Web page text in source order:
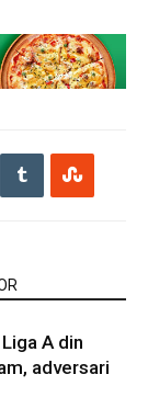
A din
adversari